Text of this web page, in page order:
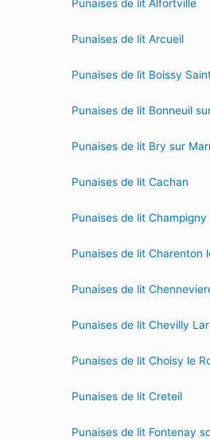
Punaises de lit Alfortville
Punaises de lit Arcueil
Punaises de lit Boissy
Punaises de lit Bonneuil
Punaises de lit Bry sur
Punaises de lit Cachan
Punaises de lit
Punaises de lit Charenton
Punaises de lit
Punaises de lit Chevilly
Punaises de lit Choisy le
Punaises de lit Creteil
Punaises de lit Fontenay